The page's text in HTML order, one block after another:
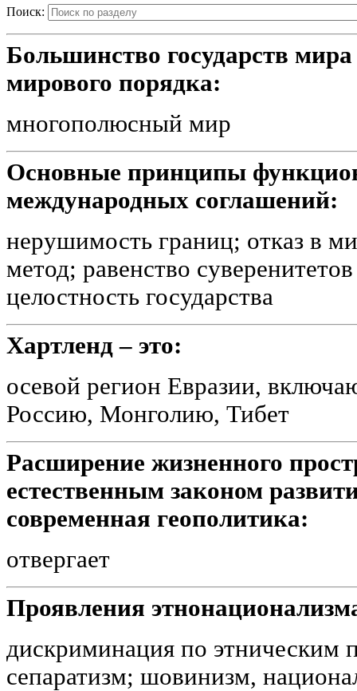
Поиск:
Большинство государств
мирового порядка:
многополюсный мир
Основные принципы
международных соглашений:
нерушимость границ; отказ в
метод; равенство
целостность государства
Хартленд – это:
осевой регион Евразии,
Россию, Монголию, Тибет
Расширение жизненного
естественным законом
современная геополитика:
отвергает
Проявления
дискриминация по этническим
сепаратизм; шовинизм,